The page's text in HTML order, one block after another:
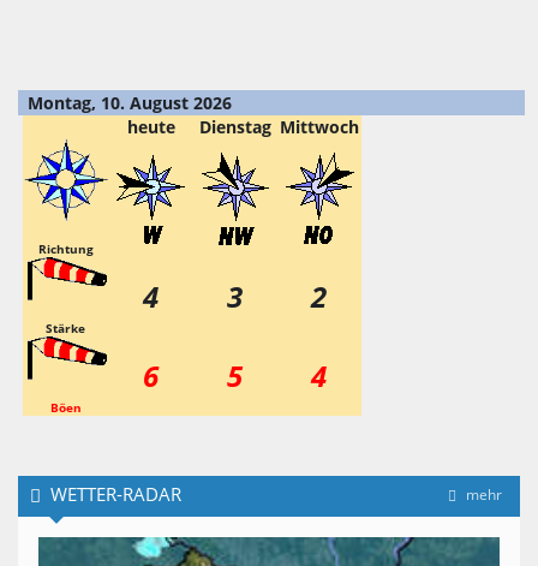
Montag, 10. August 2026
heute
Dienstag Mittwoch
Richtung
Stärke
4 3 2
Böen
6 5 4
mehr
WETTER-RADAR